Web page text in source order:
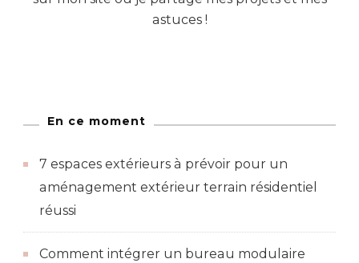
astuces !
En ce moment
7 espaces extérieurs à prévoir pour un
aménagement extérieur terrain résidentiel
réussi
Comment intégrer un bureau modulaire